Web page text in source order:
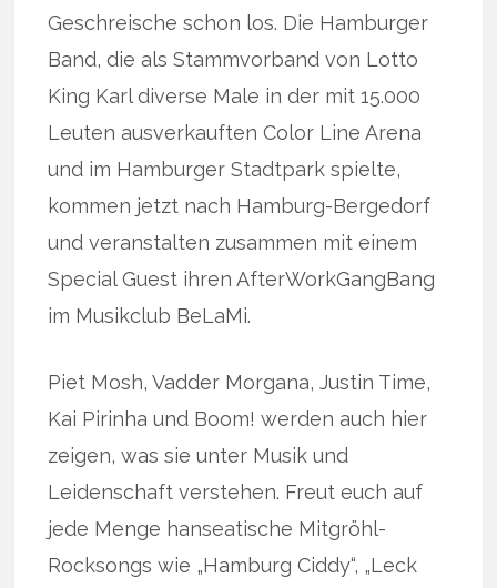
Geschreische schon los. Die Hamburger
Band, die als Stammvorband von Lotto
King Karl diverse Male in der mit 15.000
Leuten ausverkauften Color Line Arena
und im Hamburger Stadtpark spielte,
kommen jetzt nach Hamburg-Bergedorf
und veranstalten zusammen mit einem
Special Guest ihren AfterWorkGangBang
im Musikclub BeLaMi.
Piet Mosh, Vadder Morgana, Justin Time,
Kai Pirinha und Boom! werden auch hier
zeigen, was sie unter Musik und
Leidenschaft verstehen. Freut euch auf
jede Menge hanseatische Mitgröhl-
Rocksongs wie „Hamburg Ciddy“, „Leck